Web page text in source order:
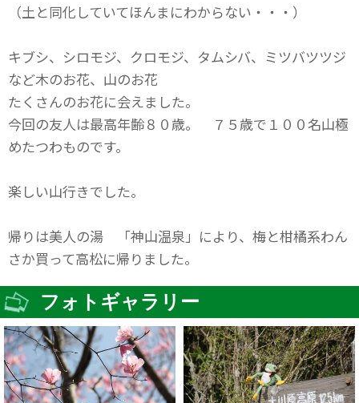
（土と同化していてほんまにわからない・・・）
キブシ、シロモジ、クロモジ、タムシバ、ミツバツツジ
など木のお花、山のお花
たくさんのお花に会えました。
今回の友人は最高年齢８０歳。 ７５歳で１００名山極
めたつわものです。
楽しい山行きでした。
帰りは美人の湯 「神山温泉」により、梅と柑橘系わん
さか買って高松に帰りました。
フォトギャラリー